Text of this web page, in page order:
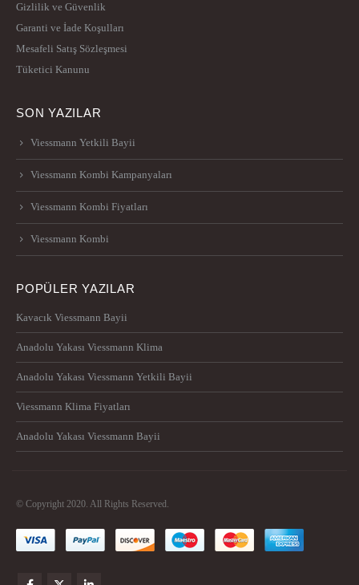
Gizlilik ve Güvenlik
Garanti ve İade Koşulları
Mesafeli Satış Sözleşmesi
Tüketici Kanunu
SON YAZILAR
Viessmann Yetkili Bayii
Viessmann Kombi Kampanyaları
Viessmann Kombi Fiyatları
Viessmann Kombi
POPÜLER YAZILAR
Kavacık Viessmann Bayii
Anadolu Yakası Viessmann Klima
Anadolu Yakası Viessmann Yetkili Bayii
Viessmann Klima Fiyatları
Anadolu Yakası Viessmann Bayii
© Copyright 2020. All Rights Reserved.